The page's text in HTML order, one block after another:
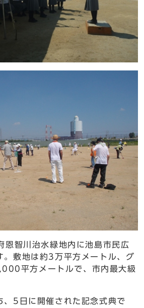
智川治水緑地内に池島市民広
。敷地は約3万平方メートル、グ
平方メートルで、市内最大級
5日に開催された記念式典で